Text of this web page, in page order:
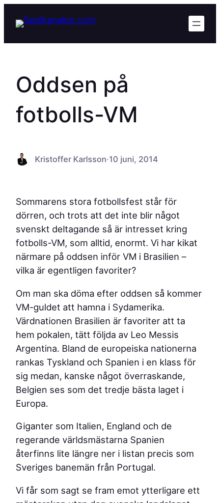
Oddsen på
fotbolls-VM
Kristoffer Karlsson·10 juni, 2014
Sommarens stora fotbollsfest står för
dörren, och trots att det inte blir något
svenskt deltagande så är intresset kring
fotbolls-VM, som alltid, enormt. Vi har kikat
närmare på oddsen inför VM i Brasilien –
vilka är egentligen favoriter?
Om man ska döma efter oddsen så kommer
VM-guldet att hamna i Sydamerika.
Värdnationen Brasilien är favoriter att ta
hem pokalen, tätt följda av Leo Messis
Argentina. Bland de europeiska nationerna
rankas Tyskland och Spanien i en klass för
sig medan, kanske något överraskande,
Belgien ses som det tredje bästa laget i
Europa.
Giganter som Italien, England och de
regerande världsmästarna Spanien
återfinns lite längre ner i listan precis som
Sveriges banemän från Portugal.
Vi får som sagt se fram emot ytterligare ett